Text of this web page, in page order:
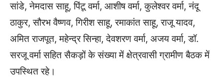
सांडे, नेमदास साहू, पिंटू वर्मा, आशीष वर्मा, कुलेश्वर वर्मा, नंदू
ठाकुर, सौरभ वैष्णव, गिरीश साहू, रमाकांत साहू, राजू यादव,
अमित राजपूत, महेन्द्र सिन्हा, देवशरण वर्मा, अजय वर्मा, डॉ.
सरजू वर्मा सहित सैकड़ों के संख्या में क्षेत्रवासी ग्रामीण बैठक में
उपस्थित रहे।